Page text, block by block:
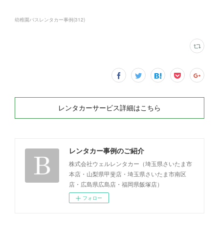
幼稚園バスレンタカー事例(312)
レンタカーサービス詳細はこちら
レンタカー事例のご紹介
株式会社ウェルレンタカー（埼玉県さいたま市
本店・山梨県甲斐店・埼玉県さいたま市南区
店・広島県広島店・福岡県飯塚店）
フォロー